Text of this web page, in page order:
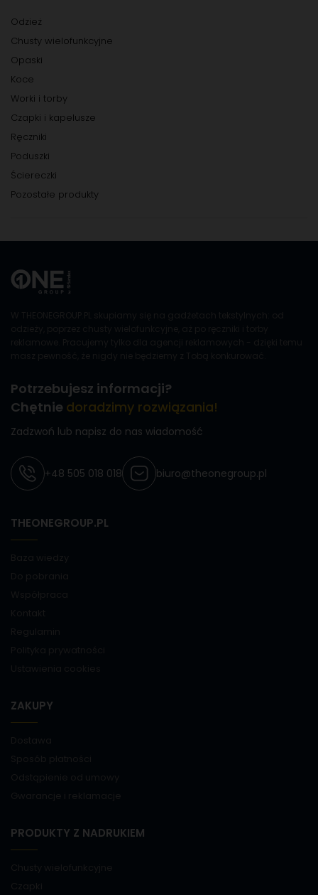
Odzież
Chusty wielofunkcyjne
Opaski
Koce
Worki i torby
Czapki i kapelusze
Ręczniki
Poduszki
Ściereczki
Pozostałe produkty
Potrzebujesz informacji?
Chętnie doradzimy rozwiązania!
Zadzwoń lub napisz do nas wiadomość
+48 505 018 018 biuro@theonegroup.pl
THEONEGROUP.PL
ZAKUPY
PRODUKTY Z NADRUKIEM